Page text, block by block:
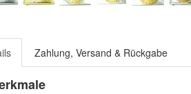
Zahlung, Versand & Rückgabe